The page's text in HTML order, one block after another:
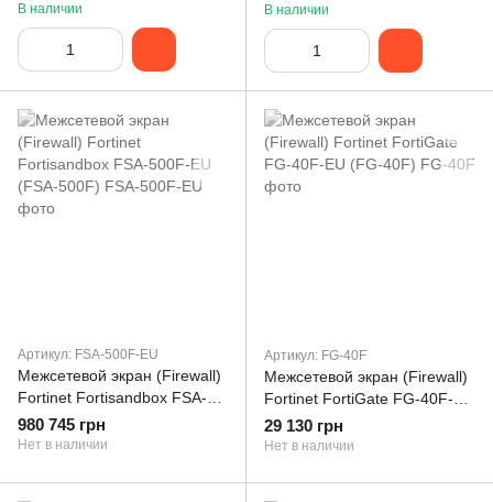
В наличии В наличии
Артикул: FSA-500F-EU
Межсетевой экран (Firewall)
Fortinet Fortisandbox FSA-
500F-EU (FSA-500F)
980 745 грн
Нет в наличии
Артикул: FG-40F
Межсетевой экран (Firewall)
Fortinet FortiGate FG-40F-EU
(FG-40F)
29 130 грн
Нет в наличии